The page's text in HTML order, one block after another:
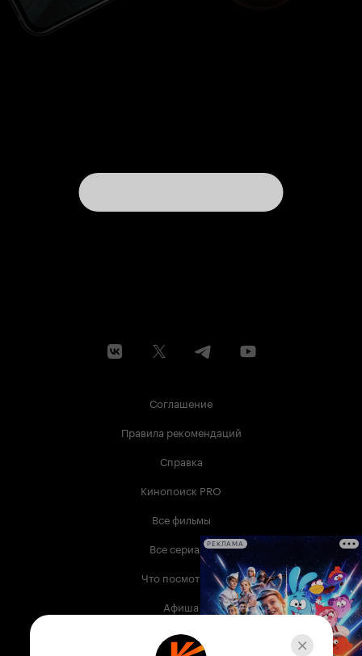
Соглашение
Правила рекомендаций
Справка
Кинопоиск PRO
Все фильмы
Все сериалы
Что посмотреть
Афиша
Музыка
РЕКЛАМА